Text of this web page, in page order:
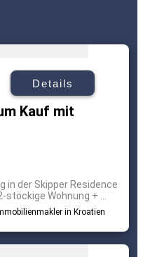
Details
Kauf mit
in der Skipper Residence
Wohnung + ...